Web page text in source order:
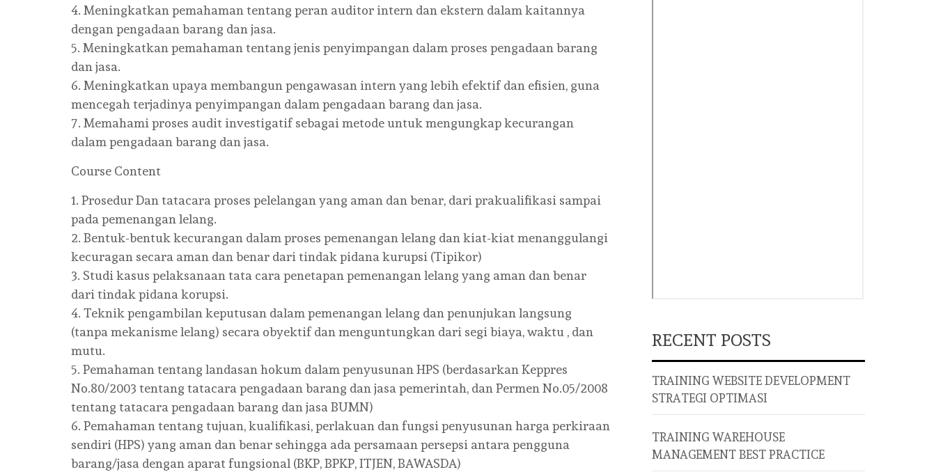
4. Meningkatkan pemahaman tentang peran auditor intern dan ekstern dalam kaitannya
dengan pengadaan barang dan jasa.
5. Meningkatkan pemahaman tentang jenis penyimpangan dalam proses pengadaan barang
dan jasa.
6. Meningkatkan upaya membangun pengawasan intern yang lebih efektif dan efisien, guna
mencegah terjadinya penyimpangan dalam pengadaan barang dan jasa.
7. Memahami proses audit investigatif sebagai metode untuk mengungkap kecurangan
dalam pengadaan barang dan jasa.
Course Content
1. Prosedur Dan tatacara proses pelelangan yang aman dan benar, dari prakualifikasi sampai
pada pemenangan lelang.
2. Bentuk-bentuk kecurangan dalam proses pemenangan lelang dan kiat-kiat menanggulangi
kecuragan secara aman dan benar dari tindak pidana kurupsi (Tipikor)
3. Studi kasus pelaksanaan tata cara penetapan pemenangan lelang yang aman dan benar
dari tindak pidana korupsi.
4. Teknik pengambilan keputusan dalam pemenangan lelang dan penunjukan langsung
(tanpa mekanisme lelang) secara obyektif dan menguntungkan dari segi biaya, waktu , dan
mutu.
5. Pemahaman tentang landasan hokum dalam penyusunan HPS (berdasarkan Keppres
No.80/2003 tentang tatacara pengadaan barang dan jasa pemerintah, dan Permen No.05/2008
tentang tatacara pengadaan barang dan jasa BUMN)
6. Pemahaman tentang tujuan, kualifikasi, perlakuan dan fungsi penyusunan harga perkiraan
sendiri (HPS) yang aman dan benar sehingga ada persamaan persepsi antara pengguna
barang/jasa dengan aparat fungsional (BKP, BPKP, ITJEN, BAWASDA)
RECENT POSTS
TRAINING WEBSITE DEVELOPMENT
STRATEGI OPTIMASI
TRAINING WAREHOUSE
MANAGEMENT BEST PRACTICE